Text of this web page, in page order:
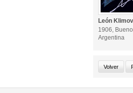
León
1906,
Argentina